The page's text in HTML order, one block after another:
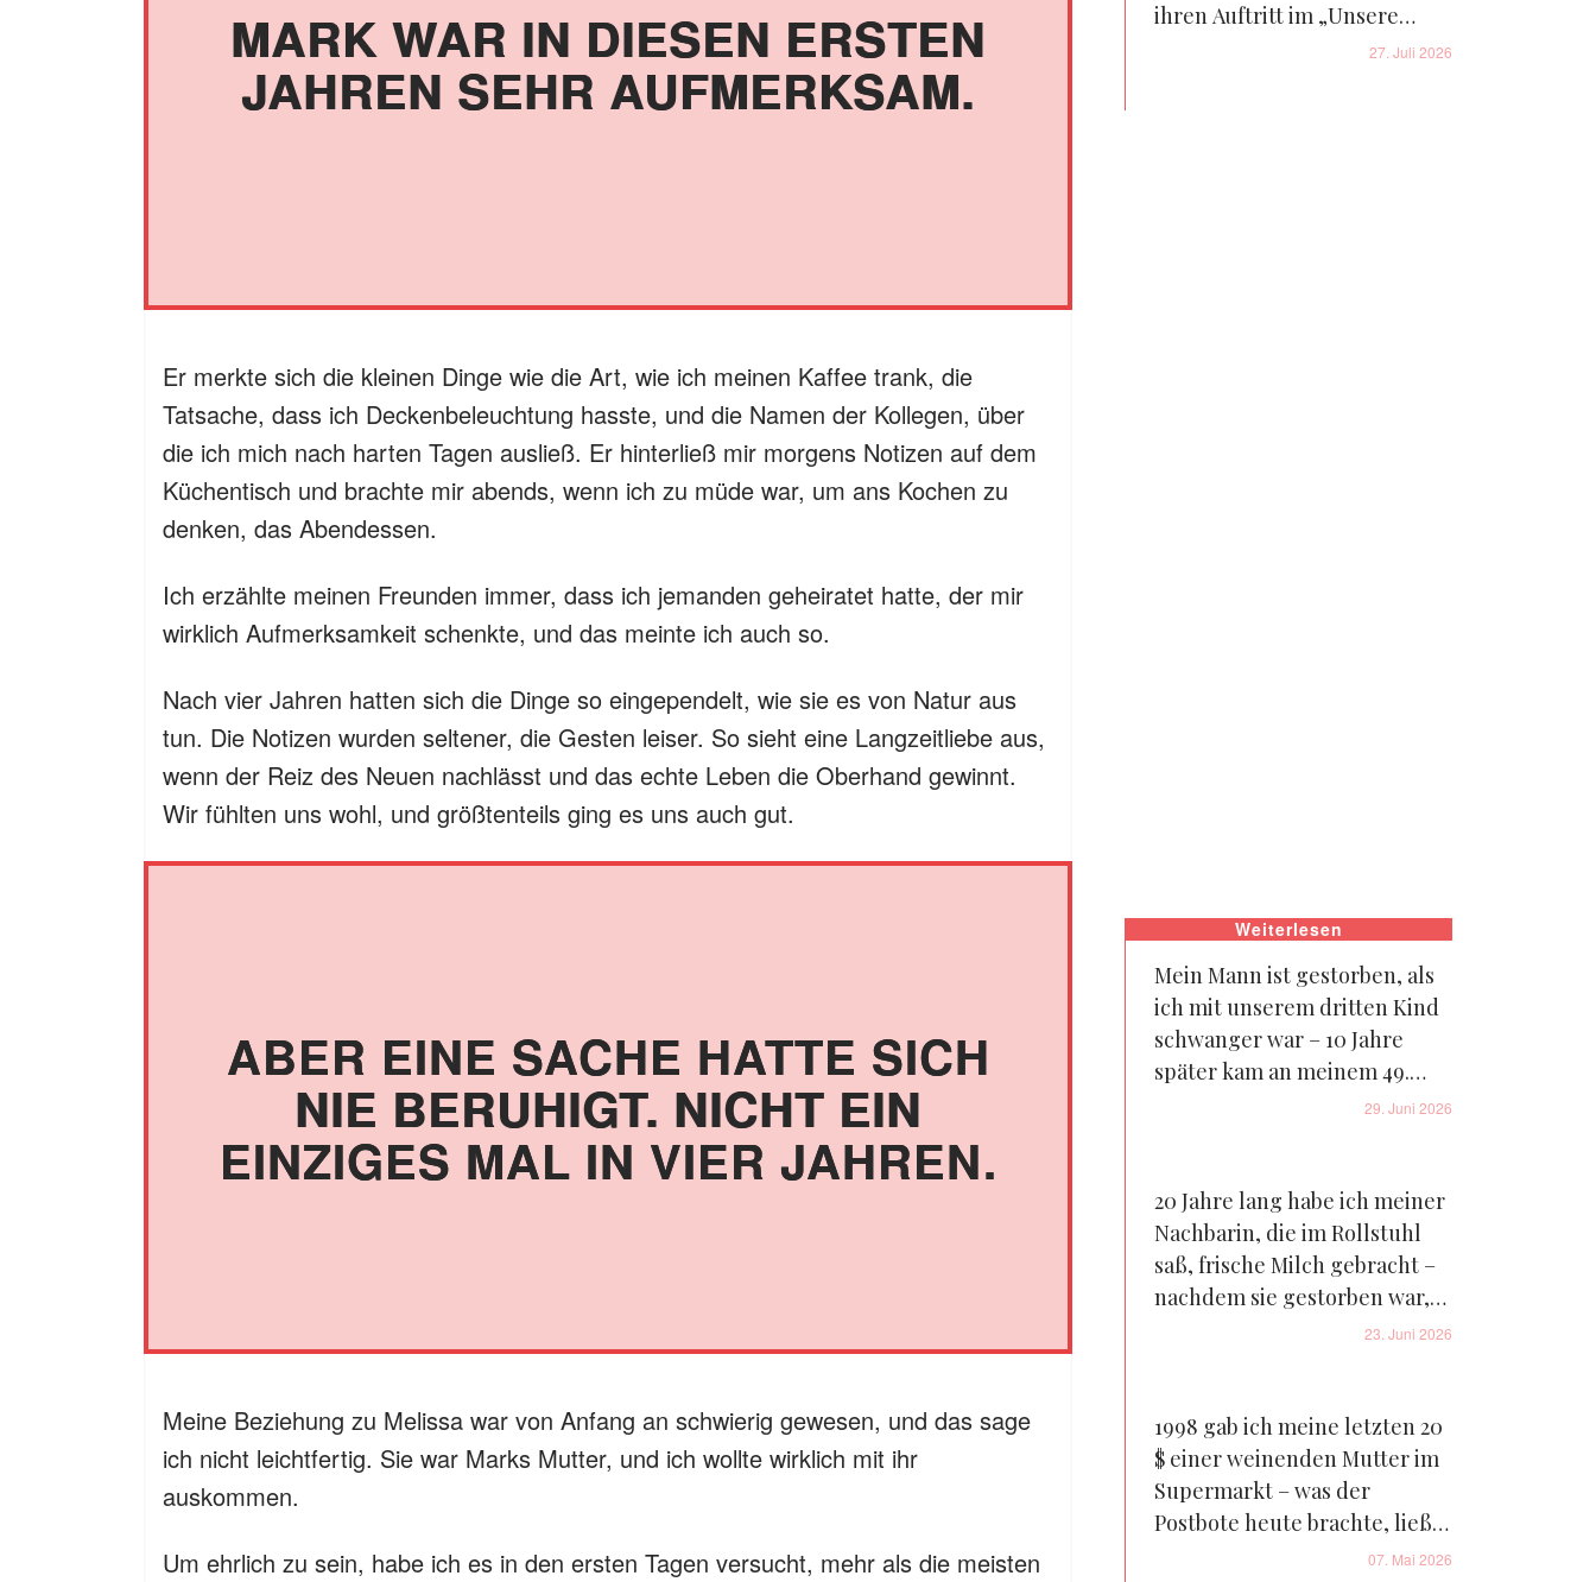
MARK WAR IN DIESEN ERSTEN
JAHREN SEHR AUFMERKSAM.
Er merkte sich die kleinen Dinge wie die Art, wie ich meinen Kaffee trank, die
Tatsache, dass ich Deckenbeleuchtung hasste, und die Namen der Kollegen, über
die ich mich nach harten Tagen ausließ. Er hinterließ mir morgens Notizen auf dem
Küchentisch und brachte mir abends, wenn ich zu müde war, um ans Kochen zu
denken, das Abendessen.
Ich erzählte meinen Freunden immer, dass ich jemanden geheiratet hatte, der mir
wirklich Aufmerksamkeit schenkte, und das meinte ich auch so.
Nach vier Jahren hatten sich die Dinge so eingependelt, wie sie es von Natur aus
tun. Die Notizen wurden seltener, die Gesten leiser. So sieht eine Langzeitliebe aus,
wenn der Reiz des Neuen nachlässt und das echte Leben die Oberhand gewinnt.
Wir fühlten uns wohl, und größtenteils ging es uns auch gut.
ABER EINE SACHE HATTE SICH
NIE BERUHIGT. NICHT EIN
EINZIGES MAL IN VIER JAHREN.
Meine Beziehung zu Melissa war von Anfang an schwierig gewesen, und das sage
ich nicht leichtfertig. Sie war Marks Mutter, und ich wollte wirklich mit ihr
auskommen.
Um ehrlich zu sein, habe ich es in den ersten Tagen versucht, mehr als die meisten
ihren Auftritt im „Unsere
kleine Farm“-Reboot – Fotos
27. Juli 2026
Weiterlesen
Mein Mann ist gestorben, als
ich mit unserem dritten Kind
schwanger war – 10 Jahre
später kam an meinem 49.
Geburtstag ein Paket von ihm
29. Juni 2026
20 Jahre lang habe ich meiner
Nachbarin, die im Rollstuhl
saß, frische Milch gebracht –
nachdem sie gestorben war,
hat mir ihr Sohn ihren alten
23. Juni 2026
1998 gab ich meine letzten 20
$ einer weinenden Mutter im
Supermarkt – was der
Postbote heute brachte, ließ
mich schluchzend auf dem
07. Mai 2026